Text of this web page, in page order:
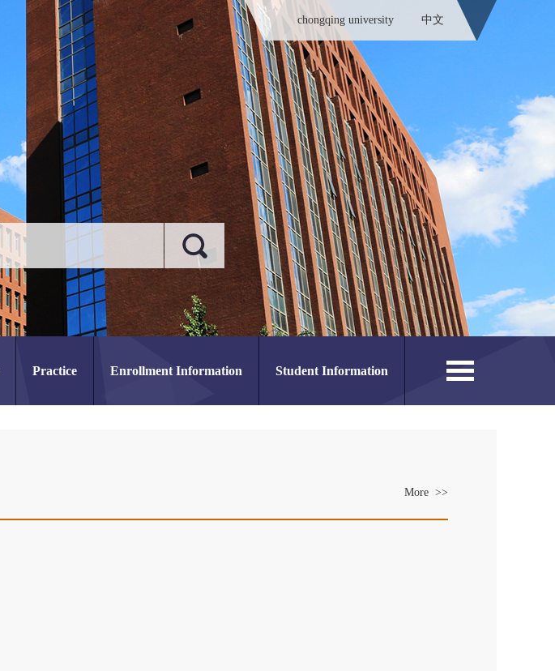
chongqing university 中文
Practice Enrollment Information Student Information
More >>